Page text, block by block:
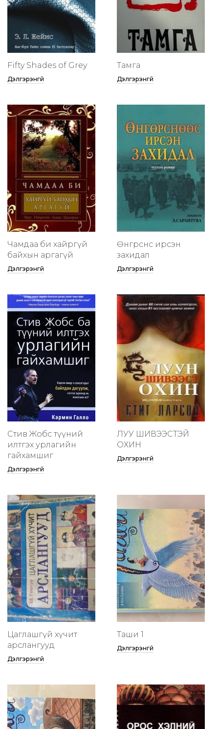
Fifty Shades of Grey
Дэлгэрэнгүй
Тамга
Дэлгэрэнгүй
Чамдаа би хайргүй
байхын аргагүй
Дэлгэрэнгүй
Өнгөрснөөс ирсэн
захидал
Дэлгэрэнгүй
Стив Жобс түүний
илтгэх урлагийн
гайхамшиг
Дэлгэрэнгүй
ЛУУ ШИВЭЭСТЭЙ
ОХИН
Дэлгэрэнгүй
Цаглашгүй хүчит
арслангууд
Дэлгэрэнгүй
Таши 1
Дэлгэрэнгүй